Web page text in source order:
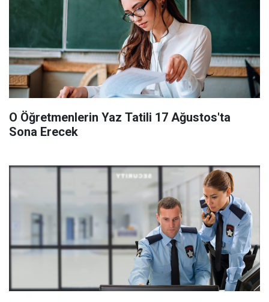
O Öğretmenlerin Yaz Tatili 17 Ağustos'ta
Sona Erecek